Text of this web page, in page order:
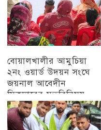
বোয়ালখালীর আমুচিয়া
২নং ওয়ার্ড উদয়ন সংঘে
জয়নাল আবেদীন
সিকদারের মতবিনিময়
অন্যান্য